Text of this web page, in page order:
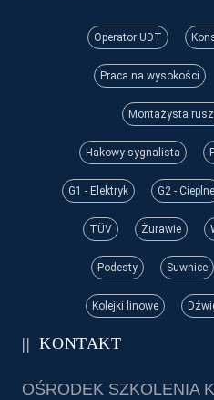
KONTAKT
OŚRODEK SZKOLENIA
Operator UDT
Praca na wysokości
Montażysta
Hakowy-sygnalista
G1 - Elektryk G2 - Cieplne
TÜV Żurawie
Podesty Suwnice
Kolejki linowe